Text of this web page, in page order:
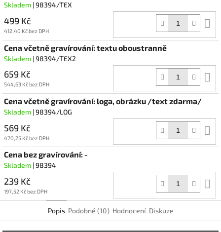
Skladem | 98394/TEX
499 Kč
412,40 Kč bez DPH
Cena včetně gravírování: textu oboustranně
Skladem | 98394/TEX2
659 Kč
544,63 Kč bez DPH
Cena včetně gravírování: loga, obrázku /text zdarma/
Skladem | 98394/LOG
569 Kč
470,25 Kč bez DPH
Cena bez gravírování: -
Skladem | 98394
239 Kč
197,52 Kč bez DPH
Popis Podobné (10) Hodnocení Diskuze